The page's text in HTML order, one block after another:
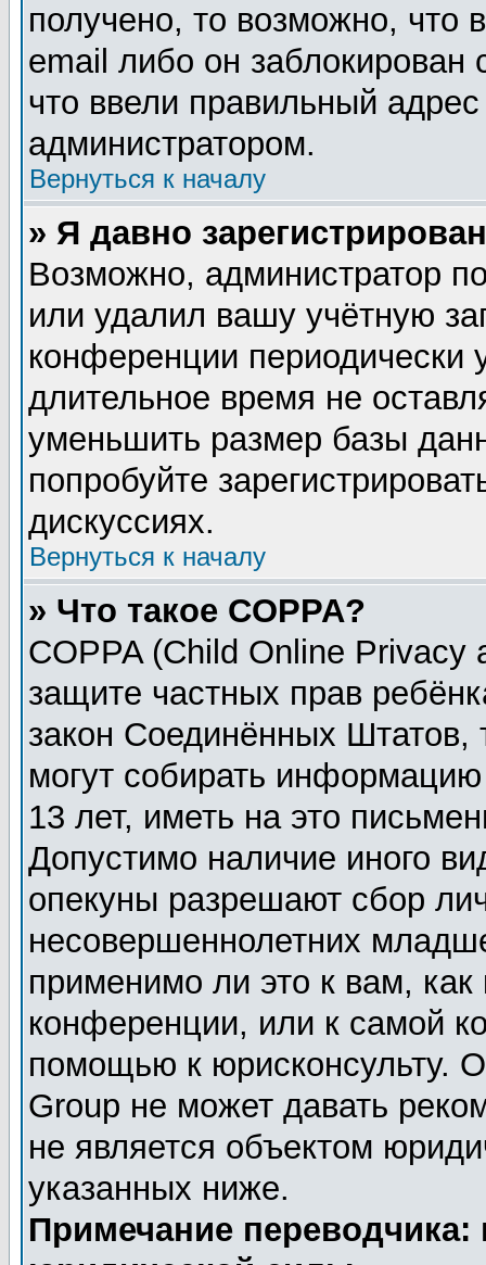
получено, то возможно, что
email либо он
что ввели правильный
администратором.
Вернуться к началу
» Я давно
Возможно, администратор
или удалил вашу учётную
конференции периодически
длительное время не
уменьшить размер базы
попробуйте
дискуссиях.
Вернуться к началу
» Что такое COPPA?
COPPA (Child Online Privacy
защите частных прав
закон Соединённых Штатов,
могут собирать
13 лет, иметь на это
Допустимо наличие иного
опекуны разрешают сбор
несовершеннолетних
применимо ли это к вам,
конференции, или к самой
помощью к юрисконсульту.
Group не может давать
не является объектом
указанных ниже.
Примечание